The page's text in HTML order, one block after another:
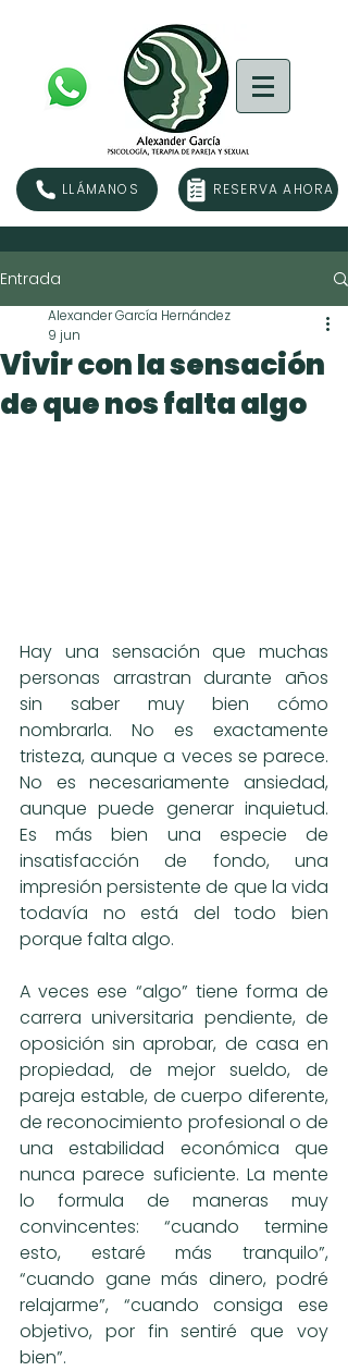
LLÁMANOS RESERVA AHORA
Entrada
Vivir con la sensación
de que nos falta algo
Alexander García Hernández
9 jun
Hay una sensación que muchas
personas arrastran durante años
sin saber muy bien cómo
nombrarla. No es exactamente
tristeza, aunque a veces se parece.
No es necesariamente ansiedad,
aunque puede generar inquietud.
Es más bien una especie de
insatisfacción de fondo, una
impresión persistente de que la vida
todavía no está del todo bien
porque falta algo.
A veces ese “algo” tiene forma de
carrera universitaria pendiente, de
oposición sin aprobar, de casa en
propiedad, de mejor sueldo, de
pareja estable, de cuerpo diferente,
de reconocimiento profesional o de
una estabilidad económica que
nunca parece suficiente. La mente
lo formula de maneras muy
convincentes: “cuando termine
esto, estaré más tranquilo”,
“cuando gane más dinero, podré
relajarme”, “cuando consiga ese
objetivo, por fin sentiré que voy
bien”.